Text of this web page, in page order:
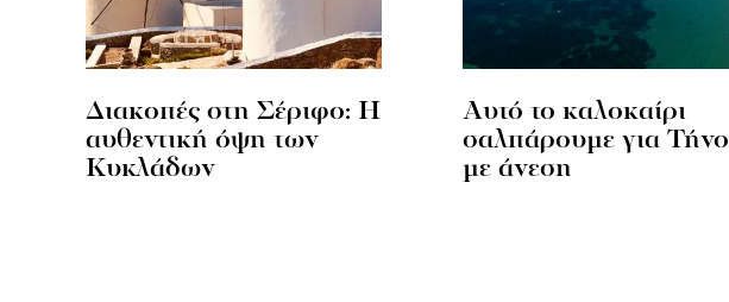
Διακοπές στη Σέριφο: Η
αυθεντική όψη των
Κυκλάδων
Αυτό το καλοκαίρι
σαλπάρουμε για Τήνο
με άνεση